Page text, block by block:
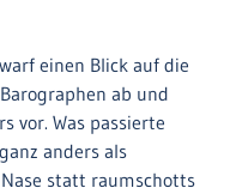
einen Blick auf die
ab und
vor. Was passierte
anders als
statt raumschotts